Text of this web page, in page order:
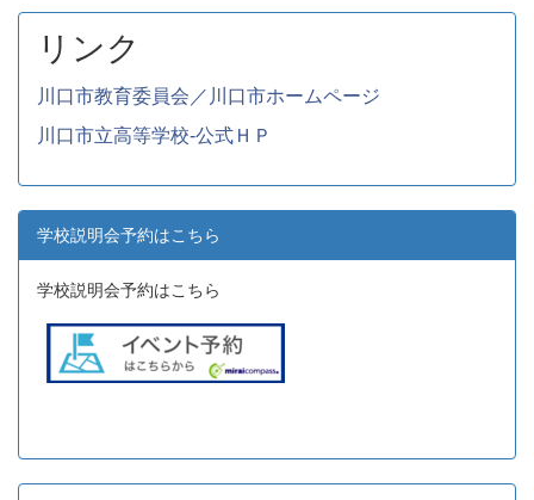
リンク
川口市教育委員会／川口市ホームページ
川口市立高等学校-公式ＨＰ
学校説明会予約はこちら
学校説明会予約はこちら